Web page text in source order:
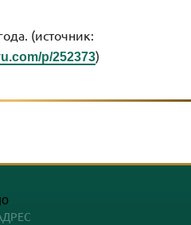
(источник:
p/252373)